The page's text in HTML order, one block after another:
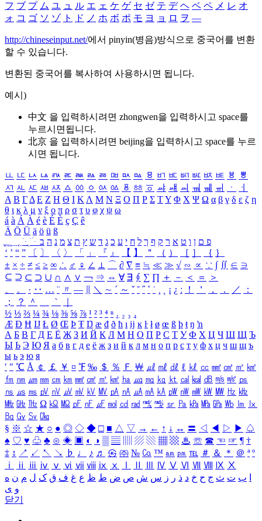
フ ブ プ ム ユ ュ ル エ ェ ケ ゲ セ ゼ テ デ ヘ ベ ペ メ レ オ
ォ コ ゴ ソ ゾ ト ド ノ ホ ボ ポ モ ヨ ョ ロ ヲ ―
http://chineseinput.net/에서 pinyin(병음)방식으로 중국어를 변환
할 수 있습니다.
변환된 중국어를 복사하여 사용하시면 됩니다.
예시)
中文 을 입력하시려면 zhongwen을 입력하시고 space를
누르시면됩니다.
北京 을 입력하시려면 beijing을 입력하시고 space를 누르
시면 됩니다.
ㅥ ㅦ ㅧ ㅨ ㅩ ㅪ ㅫ ㅬ ㅭ ㅮ ㅯ ㅰ ㅱ ㅲ ㅳ ㅴ ㅵ ㅶ ㅷ ㅸ
ㅹ
ㅺ ㅻ ㅼ ㅽ ㅾ ㅿ ㆀ ㆁ ㆂ ㆃ ㆄ ㆅ ㆆ ㆇ ㆈ ㆉ ㆊ ㆋ ㆌ ㆍ
ㆎ
Α Β ΓΔ Ε Ζ Η Θ Ι ΚΛ Μ Ν Ξ Ο Π Ρ Σ ΤΥ Φ Χ Ψ Ω α β γ δ ε ζ η
θ ι κ λ μ ν ξ ο π ρ σ τ υ φ χ ψ ω
á à Á À é è É È ç Ç ê
Ä Ö Ü ä ö ü ß
ִֶֹ ֻּ ׁׂ פ ם ן ו ט א ר ק ף ך ל ח י ע כ ג ד ש ץ ת צ מ נ ה ב
‘ ’ “ ” 〔 〕 〈 〉 「 」 『 』 【 】 ＂ （ ） ［ ］ ｛ ｝
± × ÷ ≠ ≤ ≥ ∞ ∴ ♂ ♀ ∠ ⊥ ⌒ ∂ ∇ ≡ ≒ ≪ ≫ √ ∽ ∝ ∵ ∫ ∬ ∈ ∋
⊆ ⊇ ⊂ ⊃ ∪ ∩ ∧ ∨ ￢ ⇒ ⇔ ∀ ∃ ∮ ∑ ∏ ＋ － ＜ ＝
＞
、
。 · ‥ … ¨ 〃 ― ＼ ∼ ´ ～ ˇ ˘ ˝ ˚ ˙ ¸ ¡ ¿ ː ！ ＇ ， ． ／
：
；
？ ＾ ｀
½ ⅓ ⅔ ¼ ¾ ⅛ ⅜ ⅝ ⅞ ¹ ² ³ ⁴ ⁿ ₁ ₂ ₃ ₄
Æ Ð Ħ Ĳ Ł Ø Œ Þ Ŧ Ŋ æ đ ð ħ ı ĳ ĸ ŀ ł ø œ ß þ ŧ ŋ ŉ
А Б В Г Д Е Ё Ж З И Й К Л М Н О П Р С Т У Ф Х Ц Ч Ш Щ Ъ
Ы Ь Э Ю Я а б в г д е ё ж з и й к л м н о п р с т у ф х ц ч ш щ ъ
ы ь э ю я
′ ″ ℃ Å ￠ ￡ ￥ ¤ ℉ ‰ ＄ ％ Ｆ ￦ ㎕ ㎖ ㎗ ℓ ㎘ ㏄ ㎣ ㎤ ㎥ ㎦
㎙ ㎚ ㎛ ㎜ ㎝ ㎞ ㎟ ㎠ ㎡ ㎢ ㏊ ㎍ ㎎ ㎏ ㏏ ㎈ ㎉ ㏈ ㎧ ㎨ ㎰
㎱ ㎲ ㎳ ㎴ ㎵ ㎶ ㎷ ㎸ ㎹ ㎀ ㎁ ㎂ ㎃ ㎄ ㎺ ㎻ ㎽ ㎾ ㎿ ㎐ ㎑
㎒ ㎓ ㎔ Ω ㏀ ㏁ ㎊ ㎋ ㎌ ㏖ ㏅ ㎭ ㎮ ㎯ ㏛ ㎩ ㎪ ㎫ ㎬ ㏝ ㏐
㏓
㏃ ㏉ ㏜ ㏆
§ ※ ☆ ★ ○ ● ◎ ◇ ◆ □ ■ △ ▽ → ← ↑ ↓ ↔ 〓 ◁ ◀ ▷ ▶ ♤
♠ ♡ ♥ ♧ ♣ ⊙ ◈ ▣ ◐ ◑ ▒ ▤ ▨ ▧ ▦ ▩ ♨ ☏ ☎ ☜ ☞ ¶ †
‡ ↕ ↗ ↙ ↖ ↘ ♭ ♩ ♪ ♬ ㉿ ㈜ № ㏇ ™ ㏂ ㏘ ℡ ＃ ＆ ＊ ＠ ª º
ⅰ
ⅱ ⅲ ⅳ ⅴ ⅵ ⅶ ⅷ ⅸ ⅹ Ⅳ Ⅴ Ⅵ Ⅶ Ⅷ Ⅸ Ⅹ
ب ت ث ج ح خ د ذ ر ز س ش ص ض ط ظ ع غ ف ق ک ل م ن ه
و ی
닫기